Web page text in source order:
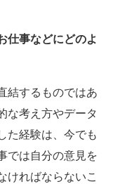
仕事などにどのよ
結するものではあ
な考え方やデータ
た経験は、今でも
では自分の意見を
ければならないこ